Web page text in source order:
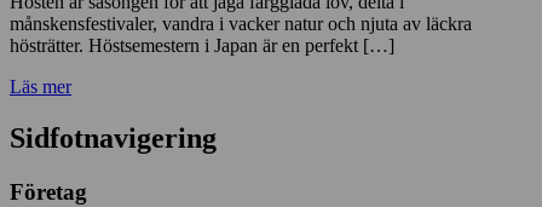
månskensfestivaler, vandra i vacker natur och njuta av läckra
hösträtter. Höstsemestern i Japan är en perfekt […]
Läs mer
Sidfotnavigering
Företag